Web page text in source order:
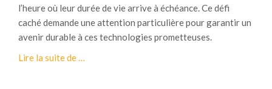
o
l’heure où leur durée de vie arrive à échéance. Ce défi
caché demande une attention particulière pour garantir un
avenir durable à ces technologies prometteuses.
Lire la suite de…